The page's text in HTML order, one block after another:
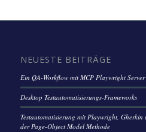
NEUESTE BEITRÄGE
Ein QA-Workflow mit MCP Playwright
Desktop Testautomatisierungs-Frameworks
Testautomatisierung mit Playwright,
der Page-Object Model Methode